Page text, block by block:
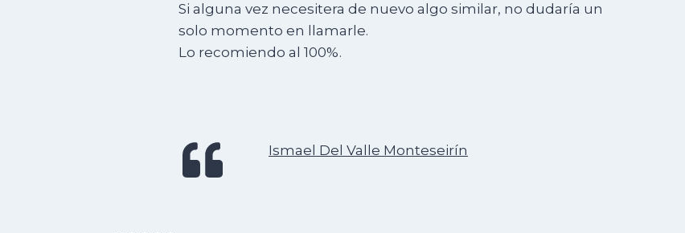
Si alguna vez necesitera de nuevo algo similar, no dudaría un
solo momento en llamarle.
Lo recomiendo al 100%.
Ismael Del Valle Monteseirín